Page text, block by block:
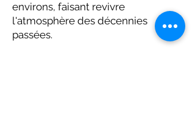
environs, faisant revivre
l'atmosphère des décennies
passées.